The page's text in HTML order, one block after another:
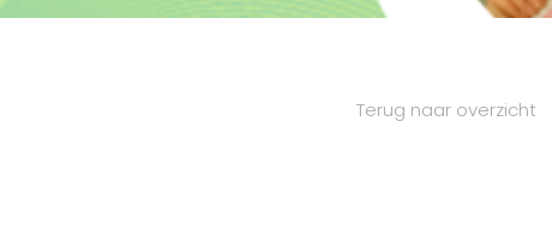
Terug naar overzicht